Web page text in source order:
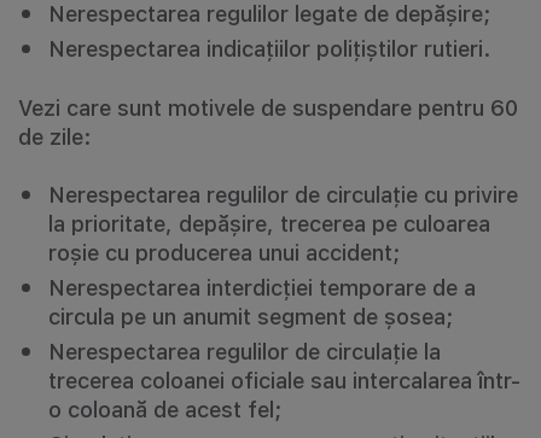
Nerespectarea regulilor legate de depășire;
Nerespectarea indicațiilor polițiștilor rutieri.
Vezi care sunt motivele de suspendare pentru 60
de zile:
Nerespectarea regulilor de circulație cu privire
la prioritate, depășire, trecerea pe culoarea
roșie cu producerea unui accident;
Nerespectarea interdicției temporare de a
circula pe un anumit segment de șosea;
Nerespectarea regulilor de circulație la
trecerea coloanei oficiale sau intercalarea într-
o coloană de acest fel;